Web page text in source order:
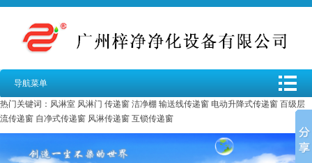
导航菜单
热门关键词： 风淋室 风淋门 传递窗 洁净棚 输送线传递窗 电动升降式传递窗 百级层
流传递窗 自净式传递窗 风淋传递窗 互锁传递窗